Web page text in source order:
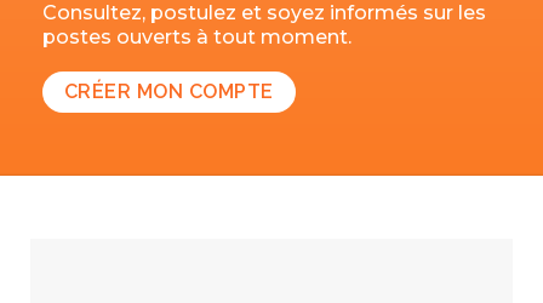
Consultez, postulez et soyez informés sur les
postes ouverts à tout moment.
CRÉER MON COMPTE